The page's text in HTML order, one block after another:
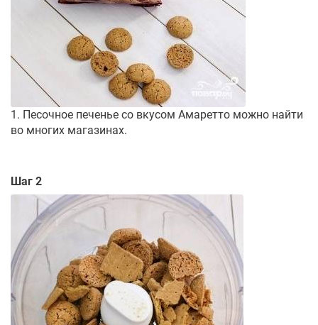
1. Песочное печенье со вкусом Амаретто можно найти
во многих магазинах.
Шаг 2